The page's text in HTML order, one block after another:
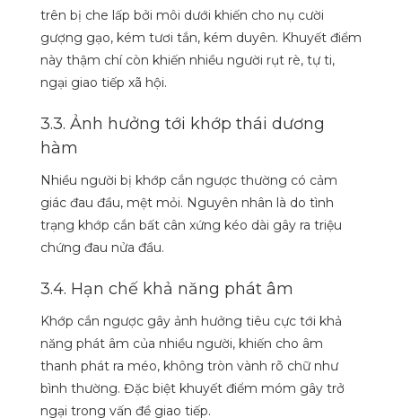
trên bị che lấp bởi môi dưới khiến cho nụ cười
gượng gạo, kém tươi tắn, kém duyên. Khuyết điểm
này thậm chí còn khiến nhiều người rụt rè, tự ti,
ngại giao tiếp xã hội.
3.3. Ảnh hưởng tới khớp thái dương
hàm
Nhiều người bị khớp cắn ngược thường có cảm
giác đau đầu, mệt mỏi. Nguyên nhân là do tình
trạng khớp cắn bất cân xứng kéo dài gây ra triệu
chứng đau nửa đầu.
3.4. Hạn chế khả năng phát âm
Khớp cắn ngược gây ảnh hưởng tiêu cực tới khả
năng phát âm của nhiều người, khiến cho âm
thanh phát ra méo, không tròn vành rõ chữ như
bình thường. Đặc biệt khuyết điểm móm gây trở
ngại trong vấn đề giao tiếp.